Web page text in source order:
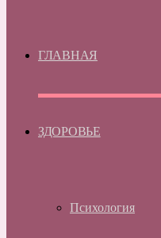
ГЛАВНАЯ
ЗДОРОВЬЕ
Психология